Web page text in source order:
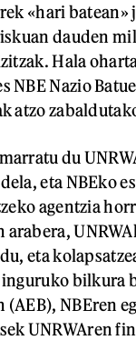
«hari batean»
dauden
Hala
NBE Nazio
atzo
du
eta NBEko
agentzia
arabera,
eta
bilkura
(AEB), NBEren
UNRWAren